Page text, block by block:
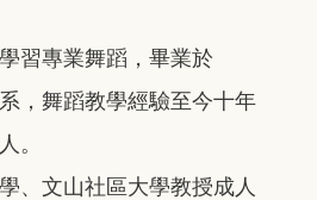
習專業舞蹈，畢業於
，舞蹈教學經驗至今十年
。
、文山社區大學教授成人